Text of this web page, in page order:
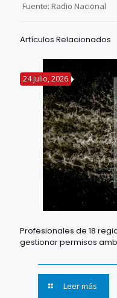
Fuente: Radio Nacional
Artículos Relacionados
24 julio, 2026
Profesionales de 18
gestionar permisos
Leer más